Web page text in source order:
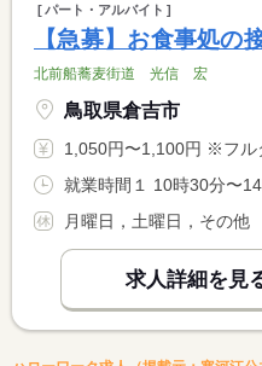
パート・アルバイト
【急募】お食事処の
北前船蕎麦街道 光信 宏
鳥取県倉吉市
1,050円〜1,100円 ※フルタイム求人の場合は月額
月曜日，土曜日，その他
求人詳細を見